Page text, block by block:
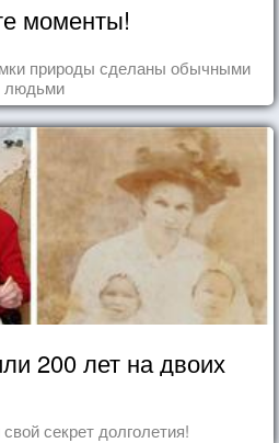
моменты!
природы сделаны обычными
людьми
200 лет на двоих
секрет долголетия!